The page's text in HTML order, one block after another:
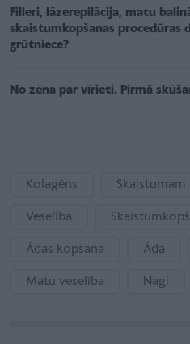
Filleri, lāzerepilācija, matu
skaistumkopšanas procedūras
grūtniece?
No zēna par vīrieti. Pirmā
Kolagēns Skaistumam
Veselība
Ādas kopšana Āda
Matu veselība Nagi